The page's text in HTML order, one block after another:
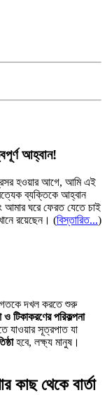
আহ্বান!
হওয়ার আগে, আমি এই
ব্যক্তিকে আহ্বান
আমার ঘরে ফেরত যেতে চাই
রয়েছেন। (বিস্তারিত...)
দখল করতে শুরু
ও টিকাকরণের পরিকল্পনা
যাওয়ার সূত্রপাত যা
হবে, লক্ষ্য মানুষ।
থেকে বার্তা